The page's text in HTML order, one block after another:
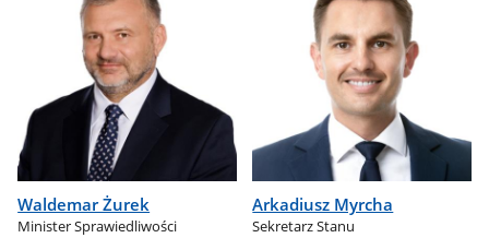
Waldemar Żurek
Minister Sprawiedliwości
Arkadiusz Myrcha
Sekretarz Stanu